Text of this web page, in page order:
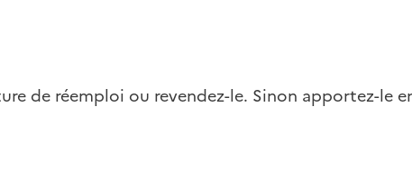
de réemploi ou revendez-le. Sinon apportez-le